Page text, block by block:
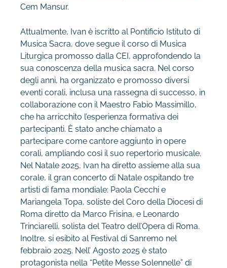
Cem Mansur.
Attualmente, Ivan è iscritto al Pontificio Istituto di
Musica Sacra, dove segue il corso di Musica
Liturgica promosso dalla CEI, approfondendo la
sua conoscenza della musica sacra. Nel corso
degli anni, ha organizzato e promosso diversi
eventi corali, inclusa una rassegna di successo, in
collaborazione con il Maestro Fabio Massimillo,
che ha arricchito l’esperienza formativa dei
partecipanti. È stato anche chiamato a
partecipare come cantore aggiunto in opere
corali, ampliando così il suo repertorio musicale.
Nel Natale 2025, Ivan ha diretto assieme alla sua
corale, il gran concerto di Natale ospitando tre
artisti di fama mondiale: Paola Cecchi e
Mariangela Topa, soliste del Coro della Diocesi di
Roma diretto da Marco Frisina, e Leonardo
Trinciarelli, solista del Teatro dell’Opera di Roma.
Inoltre, si esibito al Festival di Sanremo nel
febbraio 2025. Nell’ Agosto 2025 è stato
protagonista nella “Petite Messe Solennelle” di